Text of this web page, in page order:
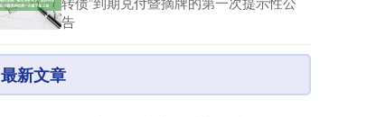
告
最新文章